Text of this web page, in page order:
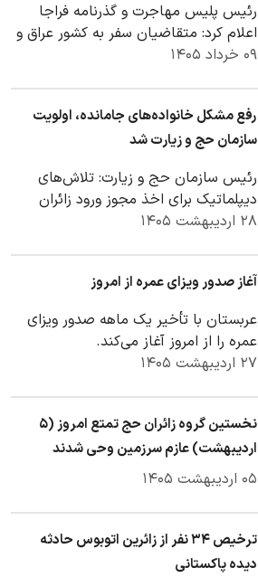
رئیس پلیس مهاجرت و گذرنامه فراجا
اعلام کرد: متقاضیان سفر به کشور عراق و
سایر کشور‌ها باید توجه داشته باشند که
۰۹ خرداد ۱۴۰۵
رفع مشکل خانواده‌های جامانده، اولویت
سازمان حج و زیارت شد
رئیس سازمان حج و زیارت: تلاش‌های
دیپلماتیک برای اخذ مجوز ورود زائران
باقی مانده ایرانی به سرزمین وحی ادامه
۲۸ اردیبهشت ۱۴۰۵
آغاز صدور ویزای عمره از امروز
عربستان با تأخیر یک ماهه صدور ویزای
عمره را از امروز آغاز می‌کند.
۲۷ اردیبهشت ۱۴۰۵
نخستین گروه زائران حج تمتع امروز (۵
اردیبهشت) عازم سرزمین وحی شدند
۰۵ اردیبهشت ۱۴۰۵
ترخیص ۳۴ نفر از زائرین اتوبوس حادثه
دیده پاکستانی